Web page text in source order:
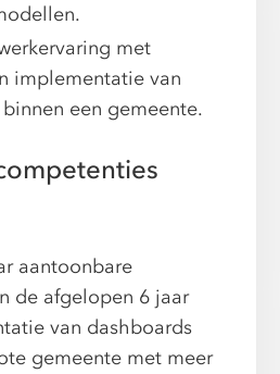
met
implementatie van
een gemeente.
aantoonbare
de afgelopen 6 jaar
van dashboards
gemeente met meer